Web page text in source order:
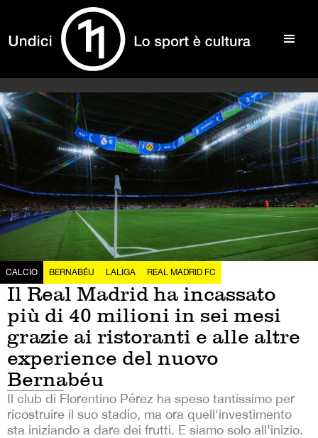
CALCIO BERNABÉU LALIGA REAL MADRID FC
Il Real Madrid ha incassato
più di 40 milioni in sei mesi
grazie ai ristoranti e alle altre
experience del nuovo
Bernabéu
Il club di Florentino Pérez ha speso tantissimo per
ricostruire il suo stadio, ma ora quell'investimento
sta iniziando a dare dei frutti. E siamo solo all'inizio.